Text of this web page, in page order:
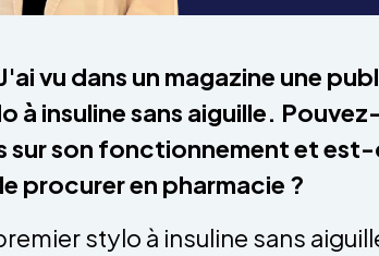
vu dans un magazine une
à insuline sans aiguille.
sur son fonctionnement et est-
procurer en pharmacie ?
stylo à insuline sans